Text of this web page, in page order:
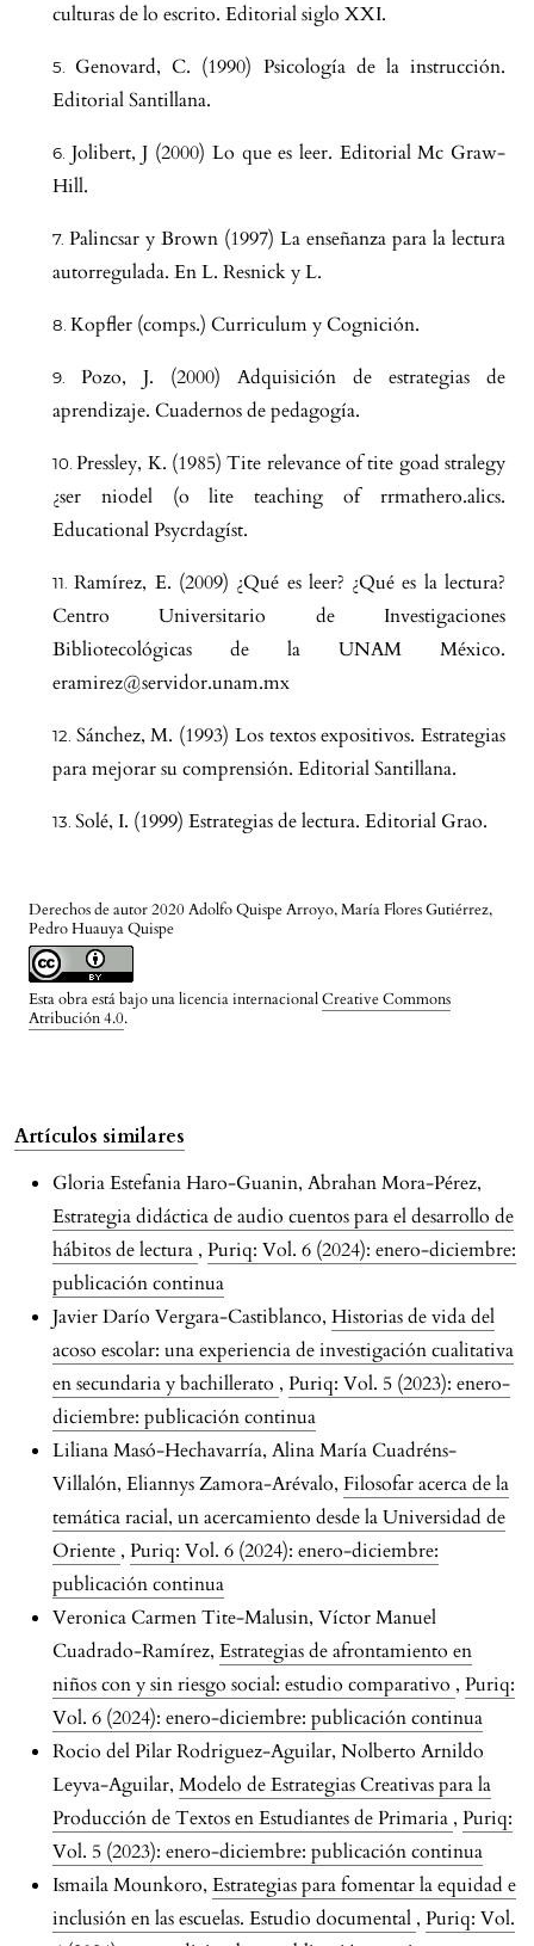
Derechos de autor 2020 Adolfo Quispe Arroyo, María Flores Gutiérrez,
Pedro Huauya Quispe
Esta obra está bajo una licencia internacionalCreative Commons
Atribución 4.0.
culturas de lo escrito. Editorial siglo XXI.
Genovard, C. (1990) Psicología de la instrucción.
Editorial Santillana.
Jolibert, J (2000) Lo que es leer. Editorial Mc Graw-
Hill.
Palincsar y Brown (1997) La enseñanza para la lectura
autorregulada. En L. Resnick y L.
Kopfler (comps.) Curriculum y Cognición.
Pozo, J. (2000) Adquisición de estrategias de
aprendizaje. Cuadernos de pedagogía.
Pressley, K. (1985) Tite relevance of tite goad stralegy
¿ser niodel (o lite teaching of rrmathero.alics.
Educational Psycrdagíst.
Ramírez, E. (2009) ¿Qué es leer? ¿Qué es la lectura?
Centro Universitario de Investigaciones
Bibliotecológicas de la UNAM México.
eramirez@servidor.unam.mx
Sánchez, M. (1993) Los textos expositivos. Estrategias
para mejorar su comprensión. Editorial Santillana.
Solé, I. (1999) Estrategias de lectura. Editorial Grao.
Artículos similares
Gloria Estefania Haro-Guanin, Abrahan Mora-Pérez,
Estrategia didáctica de audio cuentos para el desarrollo de
hábitos de lectura , Puriq: Vol. 6 (2024): enero-diciembre:
publicación continua
Javier Darío Vergara-Castiblanco, Historias de vida del
acoso escolar: una experiencia de investigación cualitativa
en secundaria y bachillerato , Puriq: Vol. 5 (2023): enero-
diciembre: publicación continua
Liliana Masó-Hechavarría, Alina María Cuadréns-
Villalón, Eliannys Zamora-Arévalo, Filosofar acerca de la
temática racial, un acercamiento desde la Universidad de
Oriente , Puriq: Vol. 6 (2024): enero-diciembre:
publicación continua
Veronica Carmen Tite-Malusin, Víctor Manuel
Cuadrado-Ramírez, Estrategias de afrontamiento en
niños con y sin riesgo social: estudio comparativo , Puriq:
Vol. 6 (2024): enero-diciembre: publicación continua
Rocio del Pilar Rodriguez-Aguilar, Nolberto Arnildo
Leyva-Aguilar, Modelo de Estrategias Creativas para la
Producción de Textos en Estudiantes de Primaria , Puriq:
Vol. 5 (2023): enero-diciembre: publicación continua
Ismaila Mounkoro, Estrategias para fomentar la equidad e
inclusión en las escuelas. Estudio documental , Puriq: Vol.